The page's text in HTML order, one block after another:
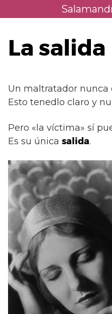
al
La salida
​Un maltratador nunca
Esto tenedlo claro y
​Pero «la víctima» sí
​Es su única salida.